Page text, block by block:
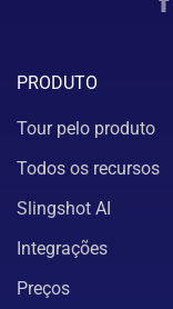
PRODUTO
Tour pelo produto
Todos os recursos
Slingshot AI
Integrações
Preços